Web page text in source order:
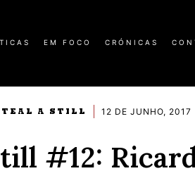
EM FOCO CRÓNICAS
A STILL 12 DE JUNHO, 2017
#12: